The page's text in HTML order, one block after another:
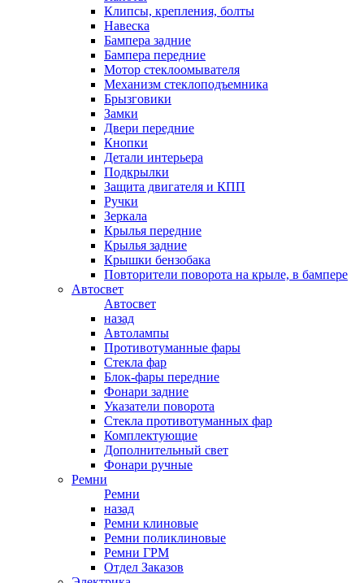
Клипсы, крепления, болты
Навеска
Бампера задние
Бампера передние
Мотор стеклоомывателя
Механизм стеклоподъемника
Брызговики
Замки
Двери передние
Кнопки
Детали интерьера
Подкрылки
Защита двигателя и КПП
Ручки
Зеркала
Крылья передние
Крылья задние
Крышки бензобака
Повторители поворота на крыле, в бампере
Автосвет
Автосвет
назад
Автолампы
Противотуманные фары
Стекла фар
Блок-фары передние
Фонари задние
Указатели поворота
Стекла противотуманных фар
Комплектующие
Дополнительный свет
Фонари ручные
Ремни
Ремни
назад
Ремни клиновые
Ремни поликлиновые
Ремни ГРМ
Отдел Заказов